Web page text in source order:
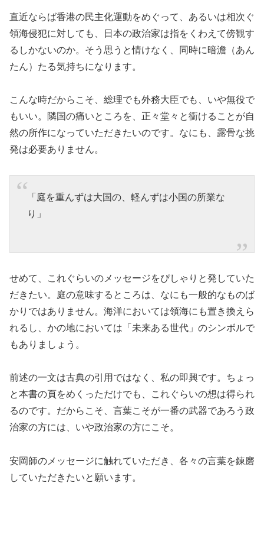
直近ならば香港の民主化運動をめぐって、あるいは相次ぐ
領海侵犯に対しても、日本の政治家は指をくわえて傍観す
るしかないのか。そう思うと情けなく、同時に暗澹（あん
たん）たる気持ちになります。
こんな時だからこそ、総理でも外務大臣でも、いや無役で
もいい。隣国の痛いところを、正々堂々と衝けることが自
然の所作になっていただきたいのです。なにも、露骨な挑
発は必要ありません。
「庭を重んずは大国の、軽んずは小国の所業な
り」
せめて、これぐらいのメッセージをぴしゃりと発していた
だきたい。庭の意味するところは、なにも一般的なものば
かりではありません。海洋においては領海にも置き換えら
れるし、かの地においては「未来ある世代」のシンボルで
もありましょう。
前述の一文は古典の引用ではなく、私の即興です。ちょっ
と本書の頁をめくっただけでも、これぐらいの想は得られ
るのです。だからこそ、言葉こそが一番の武器であろう政
治家の方には、いや政治家の方にこそ。
安岡師のメッセージに触れていただき、各々の言葉を錬磨
していただきたいと願います。